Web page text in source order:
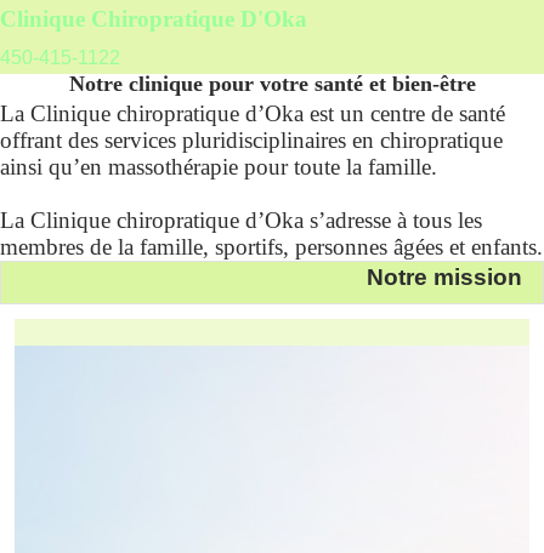
Clinique Chiropratique D'Oka
450-415-1122
Notre clinique pour votre santé et bien-être
La Clinique chiropratique d’Oka est un centre de santé
offrant des services pluridisciplinaires en chiropratique
ainsi qu’en massothérapie pour toute la famille.
La Clinique chiropratique d’Oka s’adresse à tous les
membres de la famille, sportifs, personnes âgées et enfants.
Notre mission